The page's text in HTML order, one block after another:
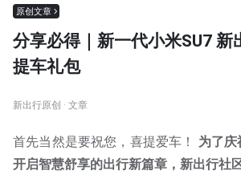
原创文章
分享必得｜新一代小米SU7 新
提车礼包
新出行原创 · 文章
首先当然是要祝您，喜提爱车！ 为了庆
开启智慧舒享的出行新篇章，新出行社